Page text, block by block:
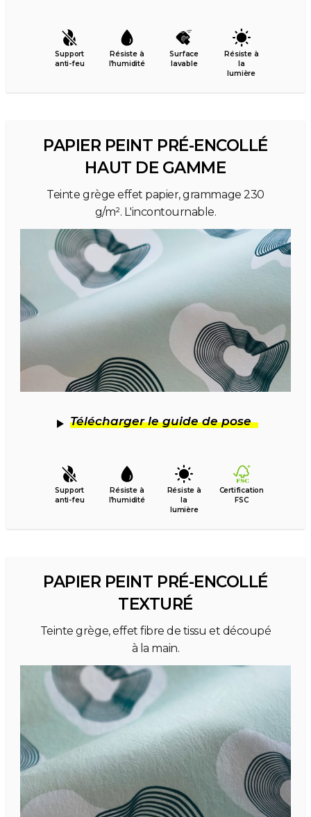
Support
anti-feu
Résiste à
l’humidité
Surface
lavable
Résiste à
la
lumière
PAPIER PEINT PRÉ-ENCOLLÉ
HAUT DE GAMME
Teinte grège effet papier, grammage 230
g/m². L'incontournable.
Télécharger le guide de pose
Support
anti-feu
Résiste à
l’humidité
Résiste à
la
lumière
Certification
FSC
PAPIER PEINT PRÉ-ENCOLLÉ
TEXTURÉ
Teinte grège, effet fibre de tissu et découpé
à la main.